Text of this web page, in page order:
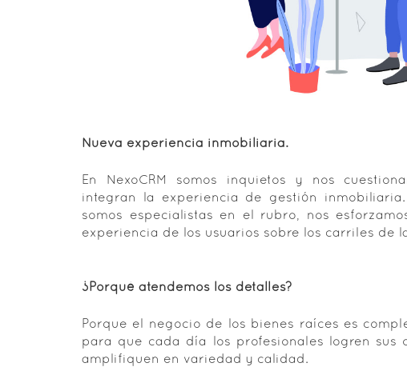
Nueva experiencia inmobiliaria.
En NexoCRM somos inquietos y nos
integran la experiencia de gestión
somos especialistas en el rubro, nos
experiencia de los usuarios sobre los carriles de
¿Porqué atendemos los detalles?
Porque el negocio de los bienes raíces es
para que cada día los profesionales logren sus
amplifiquen en variedad y calidad.